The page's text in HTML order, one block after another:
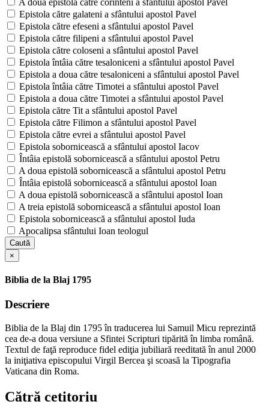
Epistola către galateni a sfântului apostol Pavel
Epistola către efeseni a sfântului apostol Pavel
Epistola către filipeni a sfântului apostol Pavel
Epistola către coloseni a sfântului apostol Pavel
Epistola întâia către tesaloniceni a sfântului apostol Pavel
Epistola a doua către tesaloniceni a sfântului apostol Pavel
Epistola întâia către Timotei a sfântului apostol Pavel
Epistola a doua către Timotei a sfântului apostol Pavel
Epistola către Tit a sfântului apostol Pavel
Epistola către Filimon a sfântului apostol Pavel
Epistola către evrei a sfântului apostol Pavel
Epistola sobornicească a sfântului apostol Iacov
Întâia epistolă sobornicească a sfântului apostol Petru
A doua epistolă sobornicească a sfântului apostol Petru
Întâia epistolă sobornicească a sfântului apostol Ioan
A doua epistolă sobornicească a sfântului apostol Ioan
A treia epistolă sobornicească a sfântului apostol Ioan
Epistola sobornicească a sfântului apostol Iuda
Apocalipsa sfântului Ioan teologul
Caută
×
Biblia de la Blaj 1795
Descriere
Biblia de la Blaj din 1795 în traducerea lui Samuil Micu reprezintă
cea de-a doua versiune a Sfintei Scripturi tipărită în limba română.
Textul de faţă reproduce fidel ediţia jubiliară reeditată în anul 2000
la iniţiativa episcopului Virgil Bercea şi scoasă la Tipografia
Vaticana din Roma.
Cătră cetitoriu